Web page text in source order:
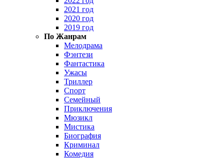
2021 год
2020 год
2019 год
По Жанрам
Мелодрама
Фэнтези
Фантастика
Ужасы
Триллер
Спорт
Семейный
Приключения
Мюзикл
Мистика
Биография
Криминал
Комедия